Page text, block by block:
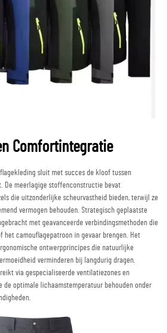
Comfortintegratie
sluit met succes de kloof tussen
De meerlagige stoffenconstructie bevat
die uitzonderlijke scheurvastheid bieden, terwijl ze
vermogen behouden. Strategisch geplaatste
met geavanceerde verbindingsmethoden die
het camouflagepatroon in gevaar brengen. Het
ontwerpprincipes die natuurlijke
verminderen bij langdurig dragen.
via gespecialiseerde ventilatiezones en
de optimale lichaamstemperatuur behouden onder